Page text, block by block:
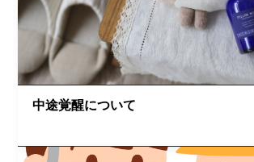
中途覚醒について